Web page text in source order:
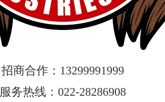
招商合作：13299991999
服务热线：022-28286908